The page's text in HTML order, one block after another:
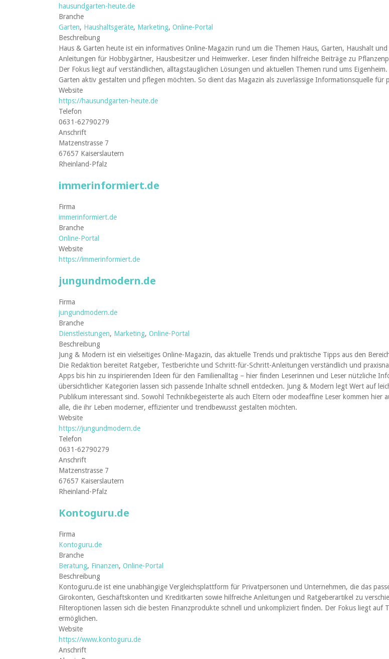
hausundgarten-heute.de
Branche
Garten, Haushaltsgeräte, Marketing, Online-Portal
Beschreibung
Haus & Garten heute ist ein informatives Online-Magazin rund um die Themen Haus, Garten, Haushalt
Anleitungen für Hobbygärtner, Hausbesitzer und Heimwerker. Leser finden hilfreiche Beiträge zu
Der Fokus liegt auf verständlichen, alltagstauglichen Lösungen und aktuellen Themen rund ums
Garten aktiv gestalten und pflegen möchten. So dient das Magazin als zuverlässige Informationsquelle für
Website
https://hausundgarten-heute.de
Telefon
0631-62790279
Anschrift
Matzenstrasse 7
67657 Kaiserslautern
Rheinland-Pfalz
immerinformiert.de
Firma
immerinformiert.de
Branche
Online-Portal
Website
https://immerinformiert.de
jungundmodern.de
Firma
jungundmodern.de
Branche
Dienstleistungen, Marketing, Online-Portal
Beschreibung
Jung & Modern ist ein vielseitiges Online-Magazin, das aktuelle Trends und praktische Tipps aus den
Die Redaktion bereitet Ratgeber, Testberichte und Schritt-für-Schritt-Anleitungen verständlich und
Apps bis hin zu inspirierenden Ideen für den Familienalltag – hier finden Leserinnen und Leser nützliche
übersichtlicher Kategorien lassen sich passende Inhalte schnell entdecken. Jung & Modern legt Wert auf
Publikum interessant sind. Sowohl Technikbegeisterte als auch Eltern oder modeaffine Leser kommen
alle, die ihr Leben moderner, effizienter und trendbewusst gestalten möchten.
Website
https://jungundmodern.de
Telefon
0631-62790279
Anschrift
Matzenstrasse 7
67657 Kaiserslautern
Rheinland-Pfalz
Kontoguru.de
Firma
Kontoguru.de
Branche
Beratung, Finanzen, Online-Portal
Beschreibung
Kontoguru.de ist eine unabhängige Vergleichsplattform für Privatpersonen und Unternehmen, die das
Girokonten, Geschäftskonten und Kreditkarten sowie hilfreiche Anleitungen und Ratgeberartikel zu
Filteroptionen lassen sich die besten Finanzprodukte schnell und unkompliziert finden. Der Fokus liegt
ermöglichen.
Website
https://www.kontoguru.de
Anschrift